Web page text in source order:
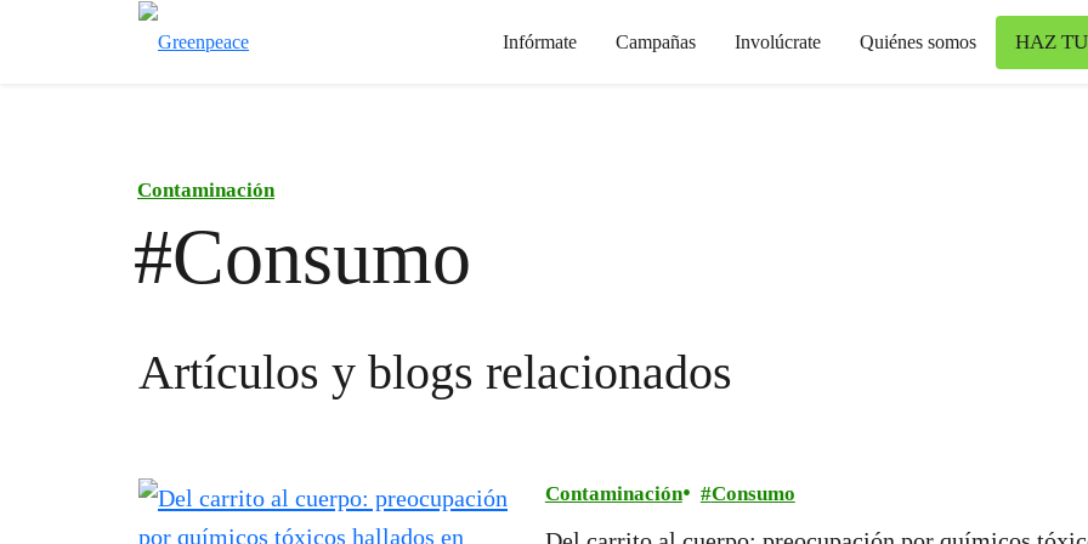
Infórmate Campañas Involúcrate Quiénes somos HAZ
Contaminación
#Consumo
Artículos y blogs relacionados
Contaminación Consumo